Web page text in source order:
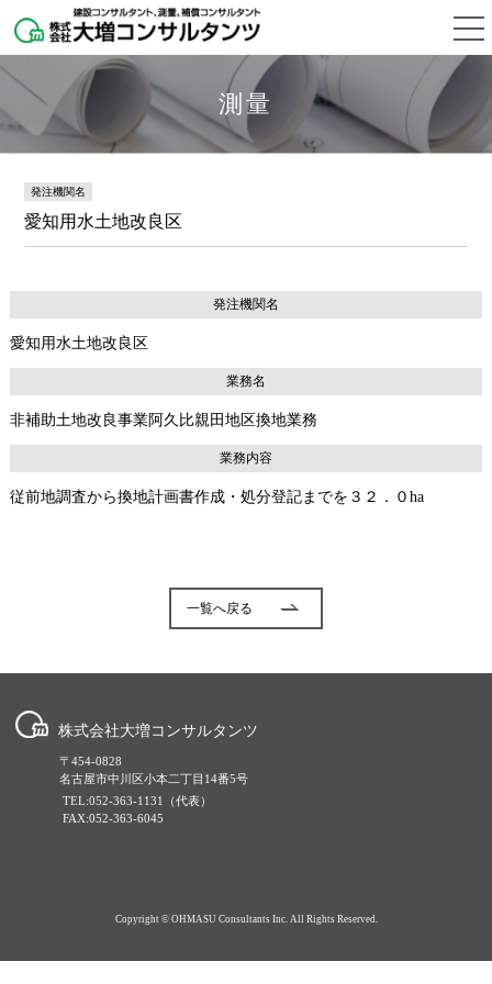
測量
発注機関名
愛知用水土地改良区
発注機関名
愛知用水土地改良区
業務名
非補助土地改良事業阿久比親田地区換地業務
業務内容
従前地調査から換地計画書作成・処分登記までを３２．０ha
一覧へ戻る
株式会社大増コンサルタンツ
〒454-0828
名古屋市中川区小本二丁目14番5号
TEL:052-363-1131（代表）
FAX:052-363-6045
Copyright © OHMASU Consultants Inc. All Rights Reserved.